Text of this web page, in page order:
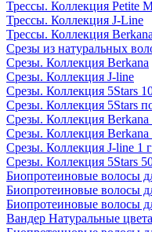
Трессы. Коллекция Petite
Трессы. Коллекция J-Line
Трессы. Коллекция Berkana
Срезы из натуральных
Срезы. Коллекция Berkana
Срезы. Коллекция J-line
Срезы. Коллекция 5Stars
Срезы. Коллекция 5Stars
Срезы. Коллекция Berkana
Срезы. Коллекция Berkana
Срезы. Коллекция J-line 1
Срезы. Коллекция 5Stars
Биопротеиновые волосы
Биопротеиновые волосы
Биопротеиновые волосы
Вандер Натуральные цвета